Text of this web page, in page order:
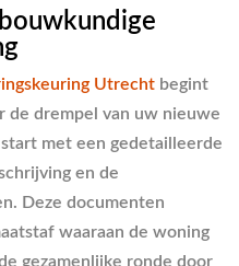
Utrecht begint
de drempel van uw nieuwe
met een gedetailleerde
en de
Deze documenten
waaraan de woning
gezamenlijke ronde door